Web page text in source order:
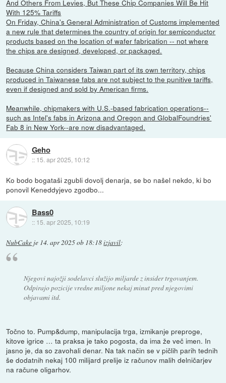
And Others From Levies, But These Chip Companies Will Be Hit
With 125% Tariffs
On Friday, China's General Administration of Customs implemented
a new rule that determines the country of origin for semiconductor
products based on the location of wafer fabrication -- not where
the chips are designed, developed, or packaged.
Because China considers Taiwan part of its own territory, chips
produced in Taiwanese fabs are not subject to the punitive tariffs,
even if designed and sold by American firms.
Meanwhile, chipmakers with U.S.-based fabrication operations--
such as Intel's fabs in Arizona and Oregon and GlobalFoundries'
Fab 8 in New York--are now disadvantaged.
Geho
:: 15. apr 2025, 10:12
Ko bodo bogataši zgubli dovolj denarja, se bo našel nekdo, ki bo
ponovil Keneddyjevo zgodbo...
Bass0
:: 15. apr 2025, 10:19
NubCake je 14. apr 2025 ob 18:18izjavil:
Njegovi najožji sodelavci služijo miljarde z insider trgovanjem.
Odpirajo pozicije vredne miljone nekaj minut pred njegovimi
objavami itd.
Točno to. Pump&dump, manipulacija trga, izmikanje preproge,
kitove igrice … ta praksa je tako pogosta, da ima že več imen. In
jasno je, da so zavohali denar. Na tak način se v pičlih parih tednih
še dodatnih nekaj 100 milijard prelije iz računov malih delničarjev
na račune oligarhov.